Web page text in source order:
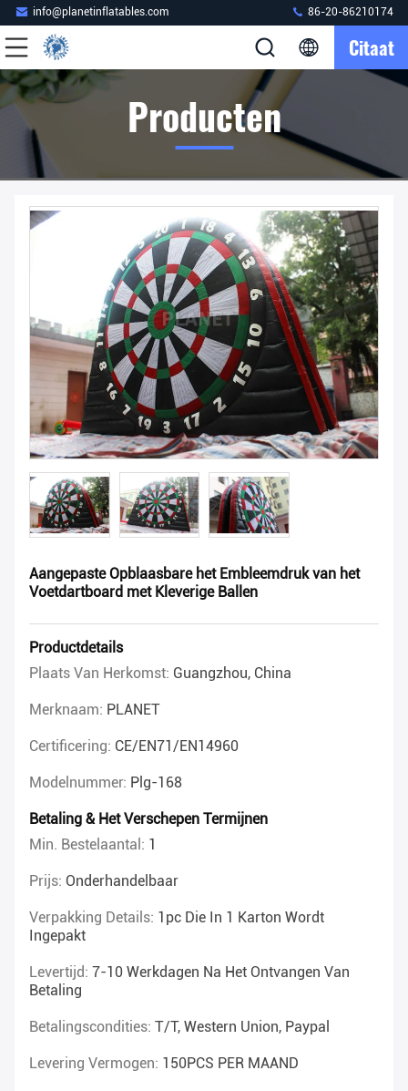
info@planetinflatables.com 86-20-86210174
Citaat
Producten
Aangepaste Opblaasbare het Embleemdruk van het
Voetdartboard met Kleverige Ballen
Productdetails
Plaats Van Herkomst: Guangzhou, China
Merknaam: PLANET
Certificering: CE/EN71/EN14960
Modelnummer: Plg-168
Betaling & Het Verschepen Termijnen
Min. Bestelaantal: 1
Prijs: Onderhandelbaar
Verpakking Details: 1pc Die In 1 Karton Wordt
Ingepakt
Levertijd: 7-10 Werkdagen Na Het Ontvangen Van
Betaling
Betalingscondities: T/T, Western Union, Paypal
Levering Vermogen: 150PCS PER MAAND